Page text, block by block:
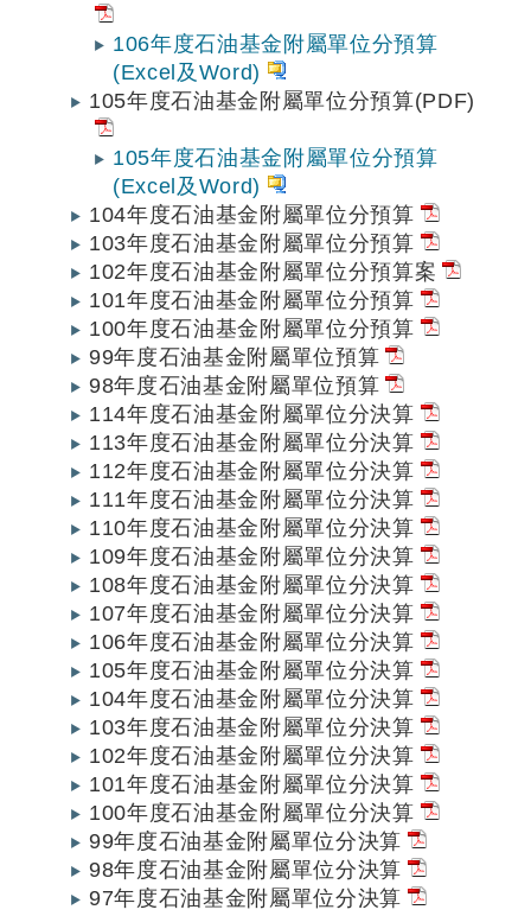
106年度石油基金附屬單位分預算
(Excel及Word)
105年度石油基金附屬單位分預算(PDF)
105年度石油基金附屬單位分預算
(Excel及Word)
104年度石油基金附屬單位分預算
103年度石油基金附屬單位分預算
102年度石油基金附屬單位分預算案
101年度石油基金附屬單位分預算
100年度石油基金附屬單位分預算
99年度石油基金附屬單位預算
98年度石油基金附屬單位預算
114年度石油基金附屬單位分決算
113年度石油基金附屬單位分決算
112年度石油基金附屬單位分決算
111年度石油基金附屬單位分決算
110年度石油基金附屬單位分決算
109年度石油基金附屬單位分決算
108年度石油基金附屬單位分決算
107年度石油基金附屬單位分決算
106年度石油基金附屬單位分決算
105年度石油基金附屬單位分決算
104年度石油基金附屬單位分決算
103年度石油基金附屬單位分決算
102年度石油基金附屬單位分決算
101年度石油基金附屬單位分決算
100年度石油基金附屬單位分決算
99年度石油基金附屬單位分決算
98年度石油基金附屬單位分決算
97年度石油基金附屬單位分決算